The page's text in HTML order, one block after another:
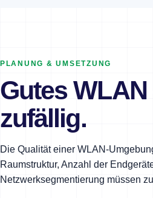
PLANUNG & UMSETZUNG
Gutes
zufällig.
Die Qualität einer WLAN-
Raumstruktur, Anzahl der
Netzwerksegmentierung müssen